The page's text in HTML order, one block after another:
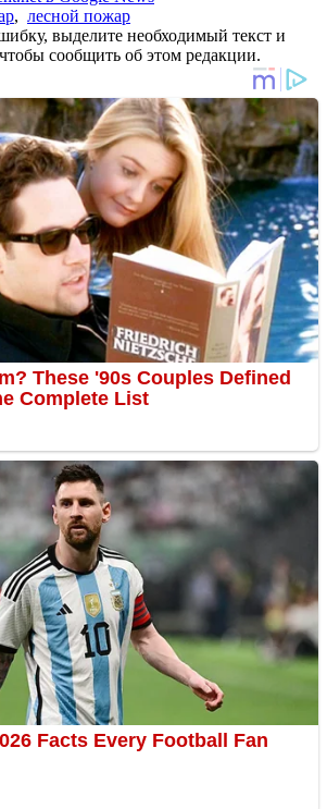
, лесной пожар
выделите необходимый текст и
сообщить об этом редакции.